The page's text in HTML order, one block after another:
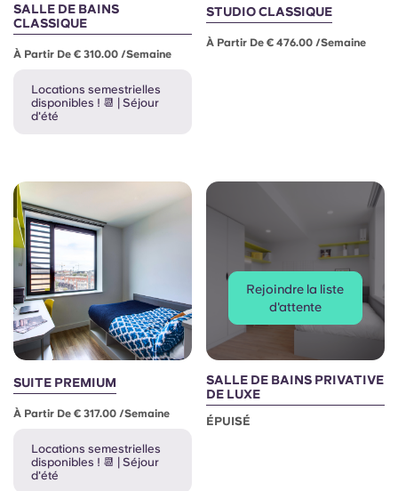
Deutsch
Italian
SALLE DE BAINS
CLASSIQUE
À Partir De € 310.00 /semaine
Locations semestrielles
disponibles ! 📆 | Séjour
d'été
STUDIO CLASSIQUE
À Partir De € 476.00 /semaine
SUITE PREMIUM
À Partir De € 317.00 /semaine
Locations semestrielles
disponibles ! 📆 | Séjour
d'été
Rejoindre la liste
d'attente
SALLE DE BAINS PRIVATIVE
DE LUXE
ÉPUISÉ